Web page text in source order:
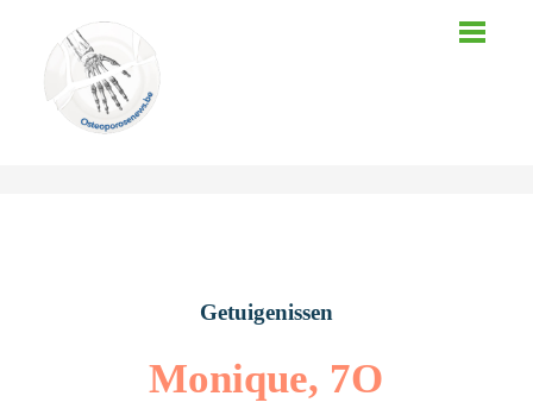
Menu
Wat is osteoporose?
Symptomen
Getuigenissen
Monique, 7O